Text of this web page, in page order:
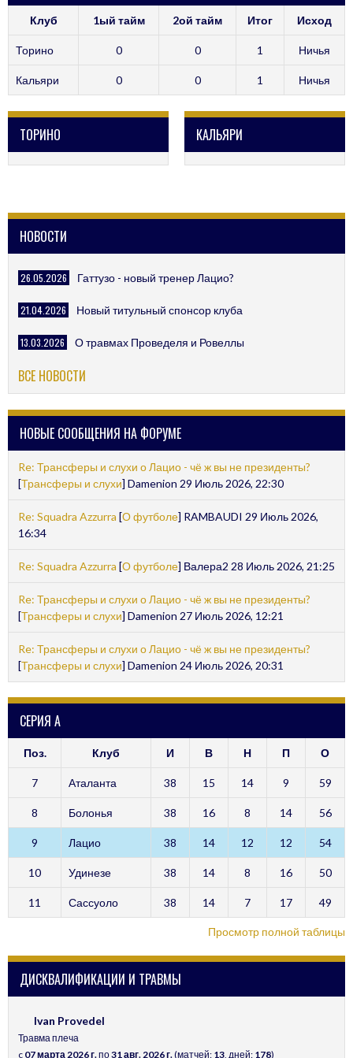
Клуб 1ый тайм 2ой тайм Итог Исход
Торино 0 0 1 Ничья
Кальяри 0 0 1 Ничья
ТОРИНО КАЛЬЯРИ
НОВОСТИ
26.05.2026 Гаттузо - новый тренер Лацио?
21.04.2026 Новый титульный спонсор клуба
13.03.2026 О травмах Проведеля и Ровеллы
ВСЕ НОВОСТИ
НОВЫЕ СООБЩЕНИЯ НА ФОРУМЕ
Re: Трансферы и слухи о Лацио - чё ж вы не президенты?
[Трансферы и слухи] Damenion 29 Июль 2026, 22:30
Re: Squadra Azzurra [О футболе] RAMBAUDI 29 Июль 2026,
16:34
Re: Squadra Azzurra [О футболе] Валера2 28 Июль 2026, 21:25
Re: Трансферы и слухи о Лацио - чё ж вы не президенты?
[Трансферы и слухи] Damenion 27 Июль 2026, 12:21
Re: Трансферы и слухи о Лацио - чё ж вы не президенты?
[Трансферы и слухи] Damenion 24 Июль 2026, 20:31
СЕРИЯ А
Поз. Клуб И В Н П О
7 Аталанта 38 15 14 9 59
8 Болонья 38 16 8 14 56
9 Лацио 38 14 12 12 54
10 Удинезе 38 14 8 16 50
11 Сассуоло 38 14 7 17 49
Просмотр полной таблицы
ДИСКВАЛИФИКАЦИИ И ТРАВМЫ
Ivan Provedel
Травма плеча
c 07 марта 2026 г.по31 авг. 2026 г.(матчей: 13, дней: 178)